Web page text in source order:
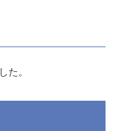
た。